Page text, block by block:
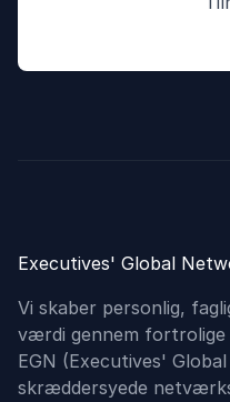
Executives' Global
Vi skaber personlig,
værdi gennem
EGN (Executives'​
skræddersyede